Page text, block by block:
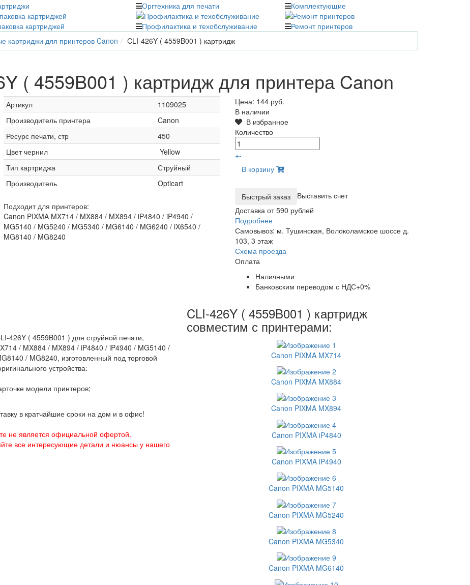
Оргтехника для печати
Комплектующие
картриджей Профилактика и техобслуживание
Ремонт принтеров
картриджи для принтеров Canon CLI-426Y ( 4559B001 ) картридж
( 4559B001 ) картридж для принтера Canon
Артикул
1109025
Производитель принтера
Canon
Ресурс печати, стр
450
Цвет чернил
Yellow
Тип картриджа
Струйный
Производитель
Opticart
Подходит для принтеров:
Canon PIXMA MX714 / MX884 / MX894 / iP4840 / iP4940 /
MG5140 / MG5240 / MG5340 / MG6140 / MG6240 / iX6540 /
MG8140 / MG8240
Цена: 144 руб.
В наличии
В избранное
Количество
+-
В корзину
Выставить счет
Доставка от 590 рублей
Подробнее
Самовывоз: м. Тушинская, Волоколамское шоссе д.
103, 3 этаж
Схема проезда
Оплата
Наличными
Банковским переводом с НДС+0%
426Y ( 4559B001 ) для струйной печати,
/ MX884 / MX894 / iP4840 / iP4940 / MG5140 /
/ MG8240, изготовленный под торговой
устройства:
модели принтеров;
в кратчайшие сроки на дом и в офис!
не является официальной офертой.
все интересующие детали и нюансы у нашего
CLI-426Y ( 4559B001 ) картридж
совместим с принтерами:
Canon PIXMA MX714
Canon PIXMA MX884
Canon PIXMA MX894
Canon PIXMA iP4840
Canon PIXMA iP4940
Canon PIXMA MG5140
Canon PIXMA MG5240
Canon PIXMA MG5340
Canon PIXMA MG6140